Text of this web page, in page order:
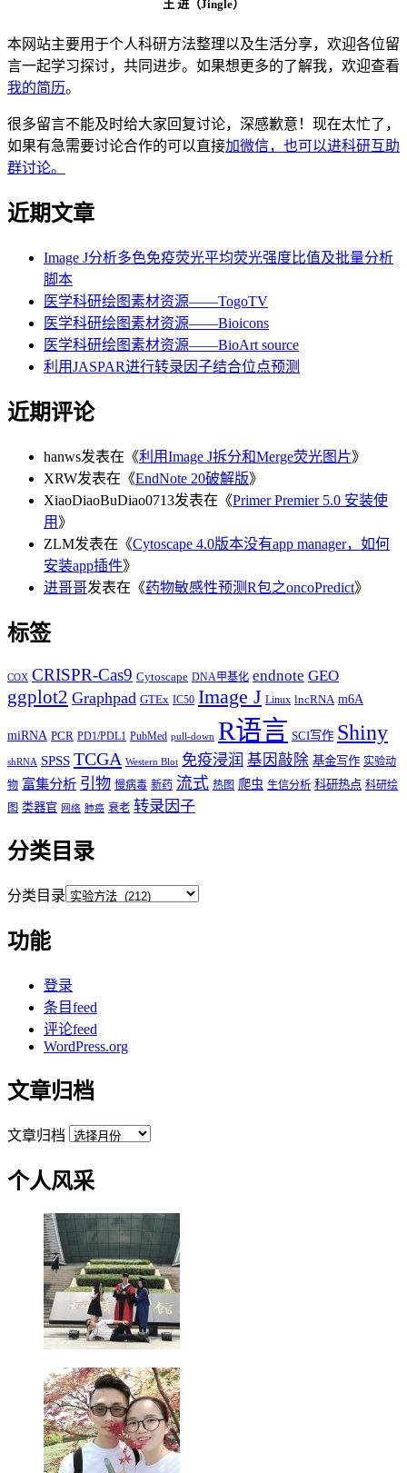
王 进（Jingle）
本网站主要用于个人科研方法整理以及生活分享，欢迎各位留
言一起学习探讨，共同进步。如果想更多的了解我，欢迎查看
我的简历。
很多留言不能及时给大家回复讨论，深感歉意！现在太忙了，
如果有急需要讨论合作的可以直接加微信，也可以进科研互助
群讨论。
近期文章
Image J分析多色免疫荧光平均荧光强度比值及批量分析
脚本
医学科研绘图素材资源——TogoTV
医学科研绘图素材资源——Bioicons
医学科研绘图素材资源——BioArt source
利用JASPAR进行转录因子结合位点预测
近期评论
hanws发表在《利用Image J拆分和Merge荧光图片》
XRW发表在《EndNote 20破解版》
XiaoDiaoBuDiao0713发表在《Primer Premier 5.0 安装使
用 》
ZLM发表在《Cytoscape 4.0版本没有app manager，如何
安装app插件》
进哥哥发表在《药物敏感性预测R包之oncoPredict》
标签
COX CRISPR-Cas9 Cytoscape DNA甲基化 endnote GEO
ggplot2 Graphpad GTEx IC50 Image J Linux lncRNA m6A
miRNA PCR PD1/PDL1 PubMed pull-down R语言 SCI写作 Shiny
shRNA SPSS TCGA Western Blot 免疫浸润 基因敲除 基金写作 实验动
物 富集分析 引物 慢病毒 新药 流式 热图 爬虫 生信分析 科研热点 科研绘
图 类器官 网络 肺癌 衰老 转录因子
分类目录
分类目录
功能
登录
条目feed
评论feed
WordPress.org
文章归档
文章归档
个人风采